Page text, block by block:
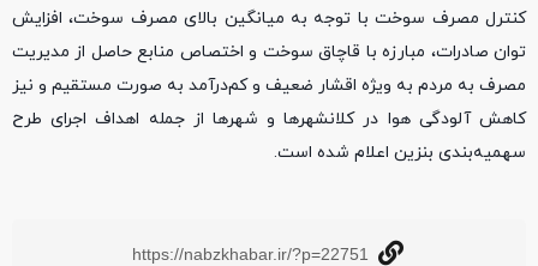
کنترل مصرف سوخت با توجه به میانگین بالای مصرف سوخت، افزایش
توان صادرات، مبارزه با قاچاق سوخت و اختصاص منابع حاصل از مدیریت
مصرف به مردم به ویژه اقشار ضعیف و کم‌درآمد به صورت مستقیم و نیز
کاهش آلودگی هوا در کلانشهرها و شهرها از جمله اهداف اجرای طرح
سهمیه‌بندی بنزین اعلام شده است.
https://nabzkhabar.ir/?p=22751